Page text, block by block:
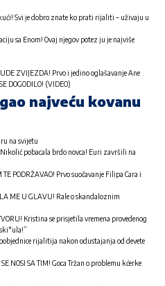
kući! Svi je dobro znate ko prati rijaliti – uživaju u
sa Enom! Ovaj njegov potez ju je najviše
ZVIJEZDA! Prvo i jedino oglašavanje Ane
DOGODILO! (VIDEO)
najveću kovanu
na svijetu
pobacala brdo novca! Euri završili na
PODRŽAVAO! Prvo suočavanje Filipa Cara i
ME U GLAVU! Rale o skandaloznim
Kristina se prisjetila vremena provedenog
ski*ula!”
rijalitija nakon odustajanja od devete
NOSI SA TIM! Goca Tržan o problemu kćerke